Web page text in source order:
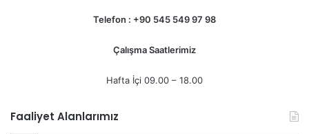
Telefon : +90 545 549 97 98
Çalışma Saatlerimiz
Hafta İçi 09.00 – 18.00
Faaliyet Alanlarımız